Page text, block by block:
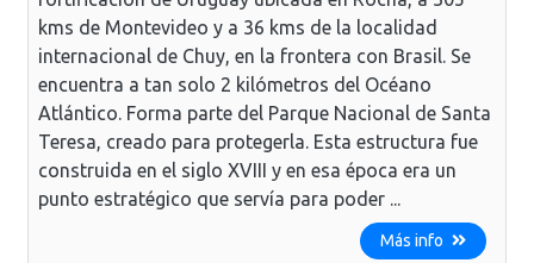
kms de Montevideo y a 36 kms de la localidad
internacional de Chuy, en la frontera con Brasil. Se
encuentra a tan solo 2 kilómetros del Océano
Atlántico. Forma parte del Parque Nacional de Santa
Teresa, creado para protegerla. Esta estructura fue
construida en el siglo XVIII y en esa época era un
punto estratégico que servía para poder ...
Más info